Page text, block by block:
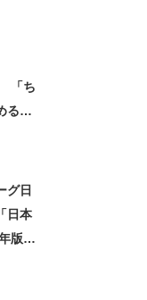
「ち
るベ
グ日
日本
版・